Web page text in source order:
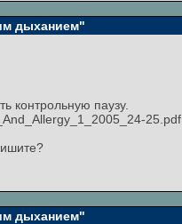
дыханием"
контрольную паузу.
25.pdf .
дыханием"